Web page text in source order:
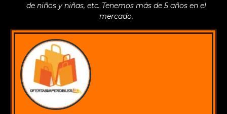
de niños y niñas, etc. Tenemos más de 5 años en el
mercado.